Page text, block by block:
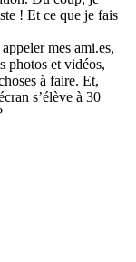
! Et ce que je fais
mes ami.es,
photos et vidéos,
à faire. Et,
s’élève à 30